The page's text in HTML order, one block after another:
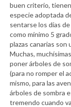
buen criterio,
especie adoptada
sentarse los días
como mínimo 5
plazas canarias son
Muchas,
poner árboles de
(para no romper el
mismo, para las
árboles de sombra
tremendo cuando